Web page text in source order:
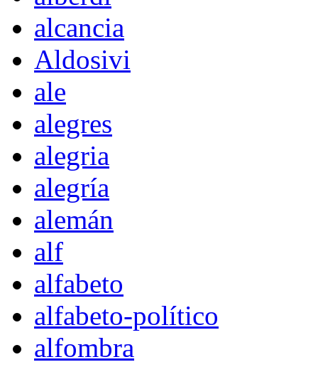
alcancia
Aldosivi
ale
alegres
alegria
alegría
alemán
alf
alfabeto
alfabeto-político
alfombra